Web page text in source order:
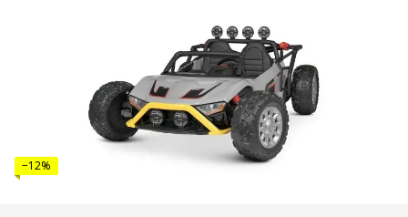
−12%